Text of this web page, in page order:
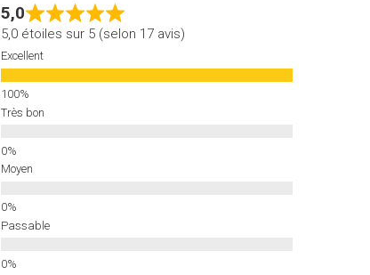
5,0
5,0 étoiles sur 5 (selon 17 avis)
Excellent
Très bon
Moyen
Passable